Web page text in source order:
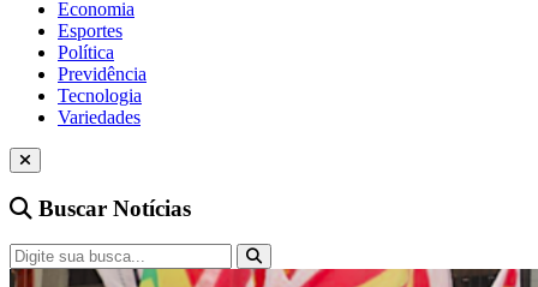
Economia
Esportes
Política
Previdência
Tecnologia
Variedades
Buscar Notícias